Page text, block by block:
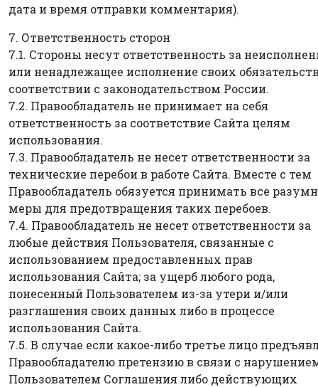
дата и время отправки комментария).
7. Ответственность сторон
7.1. Стороны несут ответственность за
или ненадлежащее исполнение своих
соответствии с законодательством России.
7.2. Правообладатель не принимает на себя
ответственность за соответствие Сайта целям
использования.
7.3. Правообладатель не несет ответственности за
технические перебои в работе Сайта. Вместе с тем
Правообладатель обязуется принимать все
меры для предотвращения таких перебоев.
7.4. Правообладатель не несет ответственности за
любые действия Пользователя, связанные с
использованием предоставленных прав
использования Сайта; за ущерб любого рода,
понесенный Пользователем из-за утери и/или
разглашения своих данных либо в процессе
использования Сайта.
7.5. В случае если какое-либо третье лицо
Правообладателю претензию в связи с
Пользователем Соглашения либо действующих